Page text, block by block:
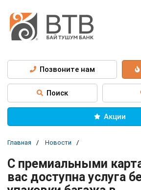
Позвоните нам
Поиск
Акции
Главная Новости
С премиальными
вас доступна услуга